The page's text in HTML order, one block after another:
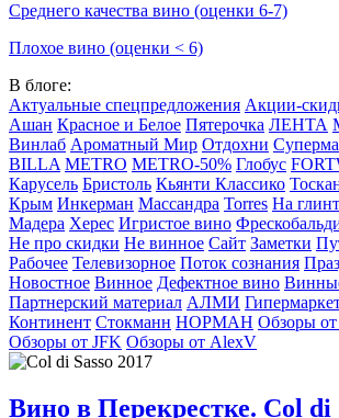
Среднего качества вино (оценки 6-7)
Плохое вино (оценки < 6)
В блоге:
Актуальные спецпредложения Акции-
Ашан Красное и Белое Пятерочка ЛЕНТА
Винлаб Ароматный Мир Отдохни
BILLA METRO METRO-50% Глобус
Карусель Бристоль Кьянти Классико
Крым Инкерман Массандра Torres На
Мадера Херес Игристое вино
Не про скидки Не винное Сайт Заметки
Рабочее Телевизорное Поток сознания
Новостное Винное Дефектное вино
Партнерский материал АЛМИ
Континент Стокманн НОРМАН Обзоры
Обзоры от JFK Обзоры от AlexV
Вино в Перекрестке. Col di